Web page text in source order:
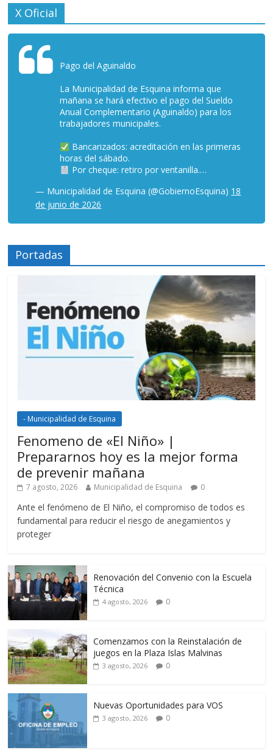
X Oficial
Pago del Aguinaldo
La Municipalidad de Esquina informa que
mañana se hará efectivo el pago del Sueldo
Anual Complementario (Aguinaldo) para los
trabajadores municipales.
Bancarizados: acreditación en las primeras
horas del sábado.
Por cheque: retiro por ventanilla.…
— Municipalidad de Esquina (@GobiernoEsquina) 18
de junio de 2026
Portadas
- Municipalidad de Esquina
Fenomeno de «El Niño» |
Prepararnos hoy es la mejor forma
de prevenir mañana
7 agosto, 2026 Municipalidad de Esquina 0
Ante el fenómeno de El Niño, el compromiso de todos es
fundamental para reducir el riesgo de anegamientos y
proteger
Renovación del Convenio con la Escuela
Técnica
4 agosto, 2026 0
Comenzamos con la Reinstalación de
juegos en la Plaza Islas Malvinas
3 agosto, 2026 0
Nuevas Oportunidades para VOS
3 agosto, 2026 0